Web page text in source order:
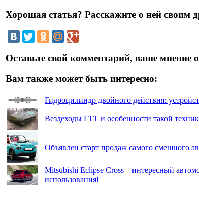
Хорошая статья? Расскажите о ней своим
Оставьте свой комментарий, ваше мнение
Вам также может быть интересно:
Гидроцилиндр двойного действия:
Вездеходы ГТТ и особенности такой
Объявлен старт продаж самого смешного
Mitsubishi Eclipse Cross – интересный
использования!